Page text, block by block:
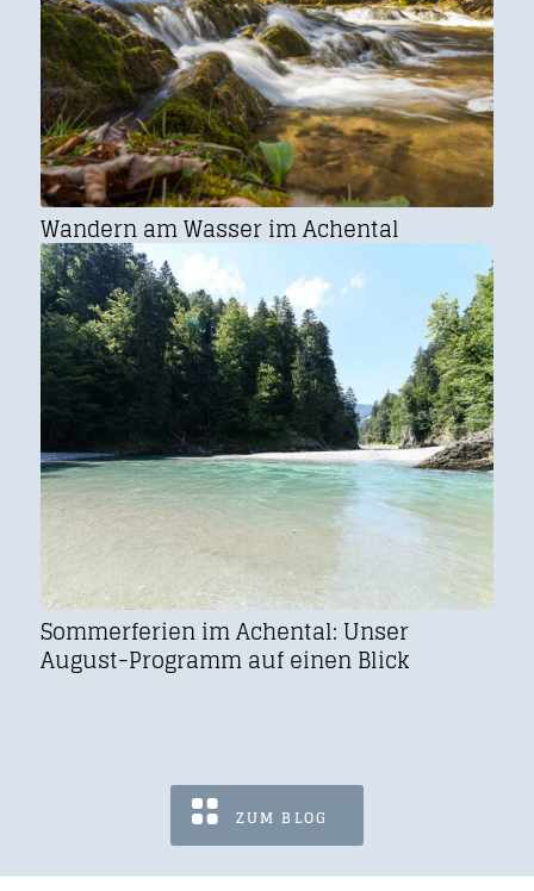
Wandern am Wasser im Achental
Sommerferien im Achental: Unser
August-Programm auf einen Blick
ZUM BLOG